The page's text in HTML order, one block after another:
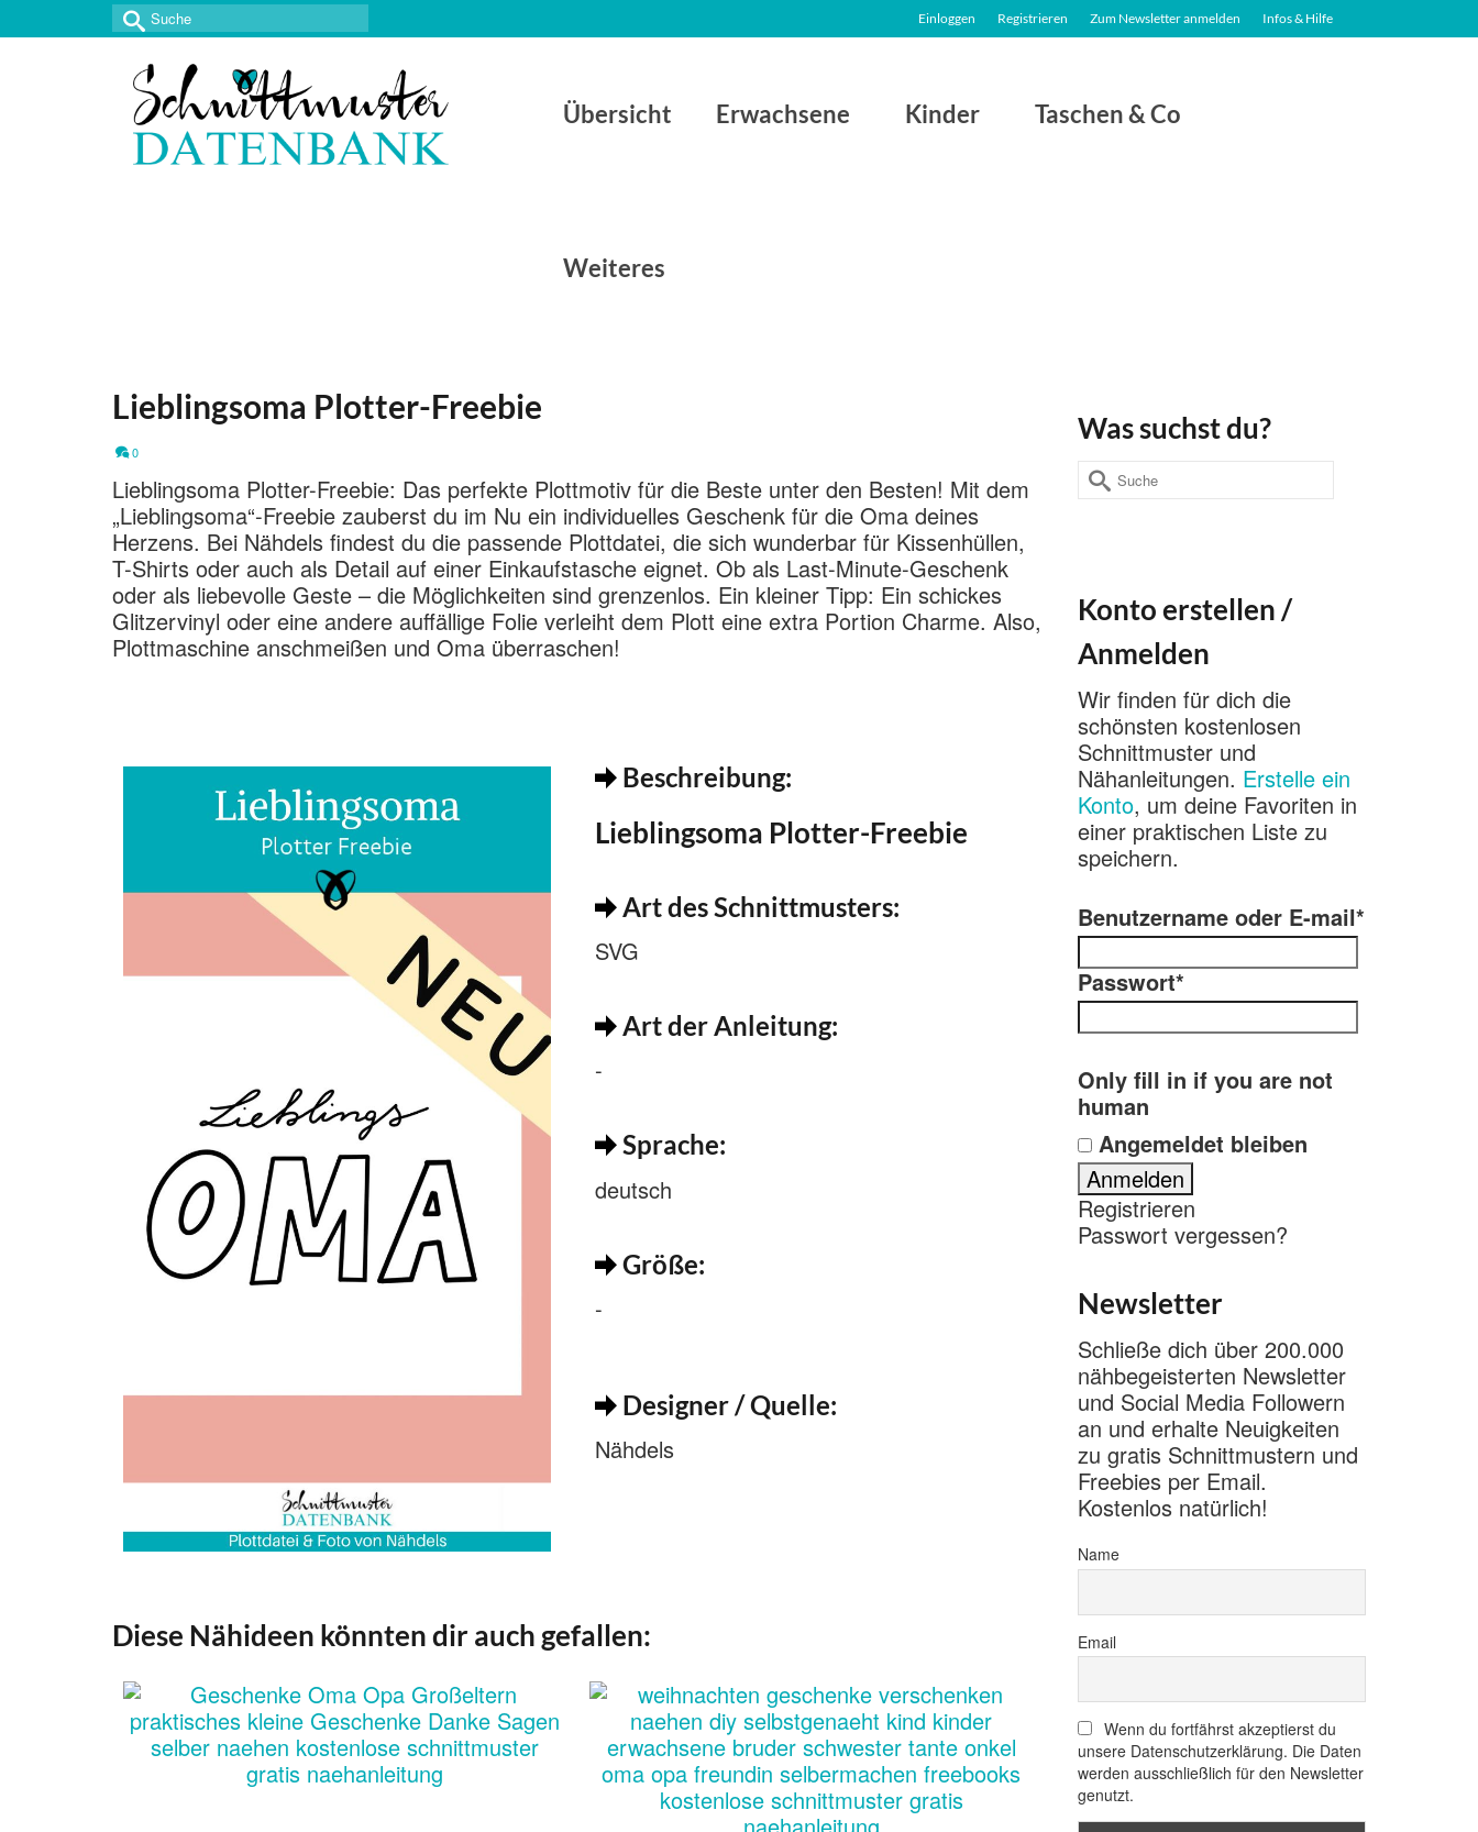
Einloggen Registrieren Zum Newsletter anmelden Infos & Hilfe
Suche
nach:
Übersicht Erwachsene Kinder Taschen & Co
Weiteres
Lieblingsoma Plotter-Freebie
0
Lieblingsoma Plotter-Freebie: Das perfekte Plottmotiv für die Beste unter den Besten! Mit dem
„Lieblingsoma“-Freebie zauberst du im Nu ein individuelles Geschenk für die Oma deines
Herzens. Bei Nähdels findest du die passende Plottdatei, die sich wunderbar für Kissenhüllen,
T-Shirts oder auch als Detail auf einer Einkaufstasche eignet. Ob als Last-Minute-Geschenk
oder als liebevolle Geste – die Möglichkeiten sind grenzenlos. Ein kleiner Tipp: Ein schickes
Glitzervinyl oder eine andere auffällige Folie verleiht dem Plott eine extra Portion Charme. Also,
Plottmaschine anschmeißen und Oma überraschen!
Beschreibung:
Lieblingsoma Plotter-Freebie
Art des Schnittmusters:
SVG
Art der Anleitung:
-
Sprache:
deutsch
Größe:
-
Designer / Quelle:
Nähdels
Diese Nähideen könnten dir auch gefallen:
Was suchst du?
Suche
nach:
Konto erstellen /
Anmelden
Wir finden für dich die
schönsten kostenlosen
Schnittmuster und
Nähanleitungen. Erstelle ein
Konto, um deine Favoriten in
einer praktischen Liste zu
speichern.
Benutzername oder E-mail*
Passwort*
Only fill in if you are not
human
Angemeldet bleiben
Registrieren
Passwort vergessen?
Newsletter
Schließe dich über 200.000
nähbegeisterten Newsletter
und Social Media Followern
an und erhalte Neuigkeiten
zu gratis Schnittmustern und
Freebies per Email.
Kostenlos natürlich!
Name
Email
Wenn du fortfährst akzeptierst du
unsere Datenschutzerklärung. Die Daten
werden ausschließlich für den Newsletter
genutzt.